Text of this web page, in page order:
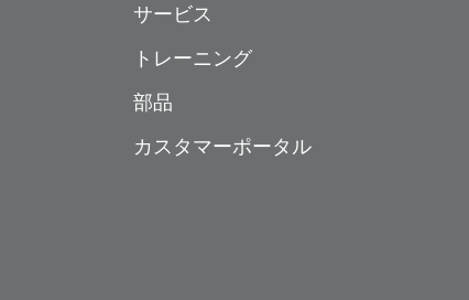
サービス
トレーニング
部品
カスタマーポータル